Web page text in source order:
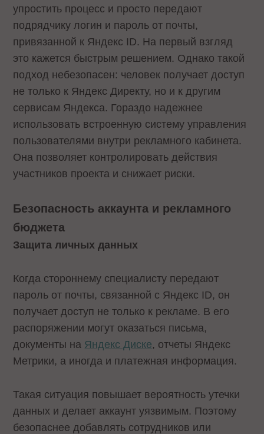
упростить процесс и просто передают
подрядчику логин и пароль от почты,
привязанной к Яндекс ID. На первый взгляд
это кажется быстрым решением. Однако такой
подход небезопасен: человек получает доступ
не только к Яндекс Директу, но и к другим
сервисам Яндекса. Гораздо надежнее
использовать встроенную систему управления
пользователями внутри рекламного кабинета.
Она позволяет контролировать действия
участников проекта и снижает риски.
Безопасность аккаунта и рекламного
бюджета
Защита личных данных
Когда стороннему специалисту передают
пароль от почты, связанной с Яндекс ID, он
получает доступ не только к рекламе. В его
распоряжении могут оказаться письма,
документы на Яндекс Диске, отчеты Яндекс
Метрики, а иногда и платежная информация.
Такая ситуация повышает вероятность утечки
данных и делает аккаунт уязвимым. Поэтому
безопаснее добавлять сотрудников или